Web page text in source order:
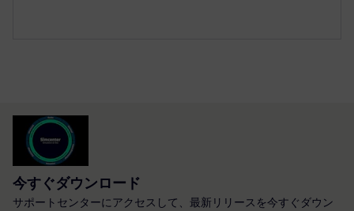
今すぐダウンロード
サポートセンターにアクセスして、最新リリースを今すぐダウン